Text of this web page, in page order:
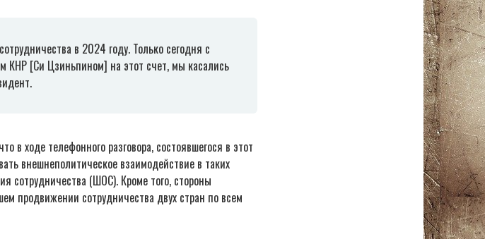
в 2024 году. Только сегодня с
КНР [Си Цзиньпином] на этот счет, мы касались
в ходе телефонного разговора, состоявшегося в этот
внешнеполитическое взаимодействие в таких
сотрудничества (ШОС). Кроме того, стороны
продвижении сотрудничества двух стран по всем